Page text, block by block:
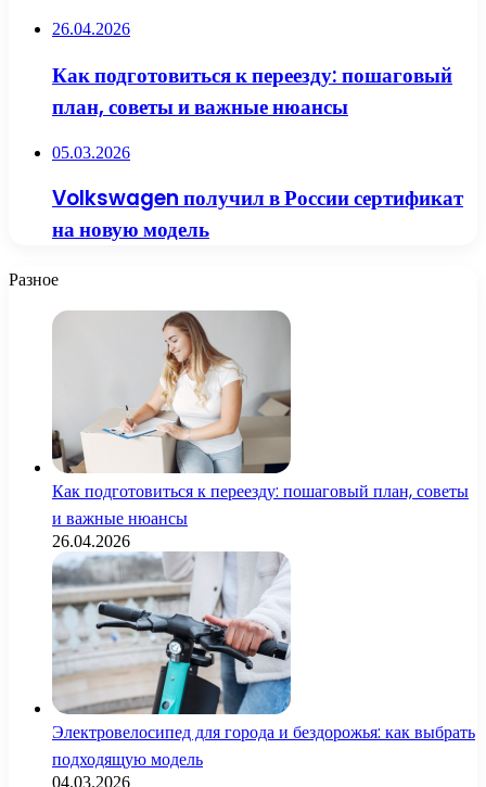
26.04.2026
Как подготовиться к переезду: пошаговый
план, советы и важные нюансы
05.03.2026
Volkswagen получил в России сертификат
на новую модель
Разное
Как подготовиться к переезду: пошаговый план, советы
и важные нюансы
26.04.2026
Электровелосипед для города и бездорожья: как выбрать
подходящую модель
04.03.2026